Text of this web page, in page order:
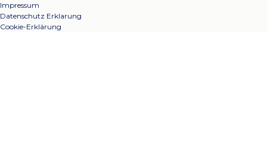
Impressum
Datenschutz Erklarung
Cookie-Erklärung